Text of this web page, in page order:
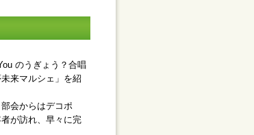
のうぎょう？合唱
来マルシェ」を紹
会からはデコポ
が訪れ、早々に完